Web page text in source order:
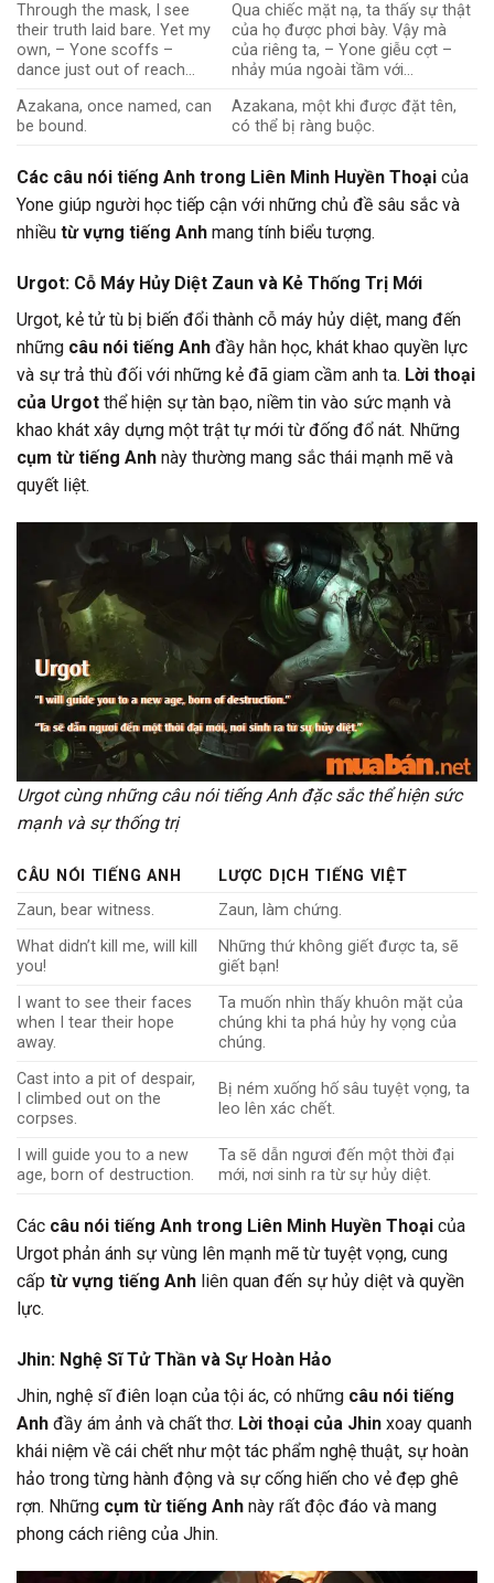
Through the mask, I see
their truth laid bare. Yet my
own, – Yone scoffs –
dance just out of reach…
Qua chiếc mặt nạ, ta thấy sự thật
của họ được phơi bày. Vậy mà
của riêng ta, – Yone giễu cợt –
nhảy múa ngoài tầm với…
Azakana, once named, can
be bound.
Azakana, một khi được đặt tên,
có thể bị ràng buộc.
Các câu nói tiếng Anh trong Liên Minh Huyền Thoại của
Yone giúp người học tiếp cận với những chủ đề sâu sắc và
nhiều từ vựng tiếng Anh mang tính biểu tượng.
Urgot: Cỗ Máy Hủy Diệt Zaun và Kẻ Thống Trị Mới
Urgot, kẻ tử tù bị biến đổi thành cỗ máy hủy diệt, mang đến
những câu nói tiếng Anh đầy hằn học, khát khao quyền lực
và sự trả thù đối với những kẻ đã giam cầm anh ta. Lời thoại
của Urgot thể hiện sự tàn bạo, niềm tin vào sức mạnh và
khao khát xây dựng một trật tự mới từ đống đổ nát. Những
cụm từ tiếng Anh này thường mang sắc thái mạnh mẽ và
quyết liệt.
Urgot cùng những câu nói tiếng Anh đặc sắc thể hiện sức
mạnh và sự thống trị
CÂU NÓI TIẾNG ANH
LƯỢC DỊCH TIẾNG VIỆT
Zaun, bear witness.
Zaun, làm chứng.
What didn’t kill me, will kill
you!
Những thứ không giết được ta, sẽ
giết bạn!
I want to see their faces
when I tear their hope
away.
Ta muốn nhìn thấy khuôn mặt của
chúng khi ta phá hủy hy vọng của
chúng.
Cast into a pit of despair,
I climbed out on the
corpses.
Bị ném xuống hố sâu tuyệt vọng, ta
leo lên xác chết.
I will guide you to a new
age, born of destruction.
Ta sẽ dẫn ngươi đến một thời đại
mới, nơi sinh ra từ sự hủy diệt.
Các câu nói tiếng Anh trong Liên Minh Huyền Thoại của
Urgot phản ánh sự vùng lên mạnh mẽ từ tuyệt vọng, cung
cấp từ vựng tiếng Anh liên quan đến sự hủy diệt và quyền
lực.
Jhin: Nghệ Sĩ Tử Thần và Sự Hoàn Hảo
Jhin, nghệ sĩ điên loạn của tội ác, có những câu nói tiếng
Anh đầy ám ảnh và chất thơ. Lời thoại của Jhin xoay quanh
khái niệm về cái chết như một tác phẩm nghệ thuật, sự hoàn
hảo trong từng hành động và sự cống hiến cho vẻ đẹp ghê
rợn. Những cụm từ tiếng Anh này rất độc đáo và mang
phong cách riêng của Jhin.